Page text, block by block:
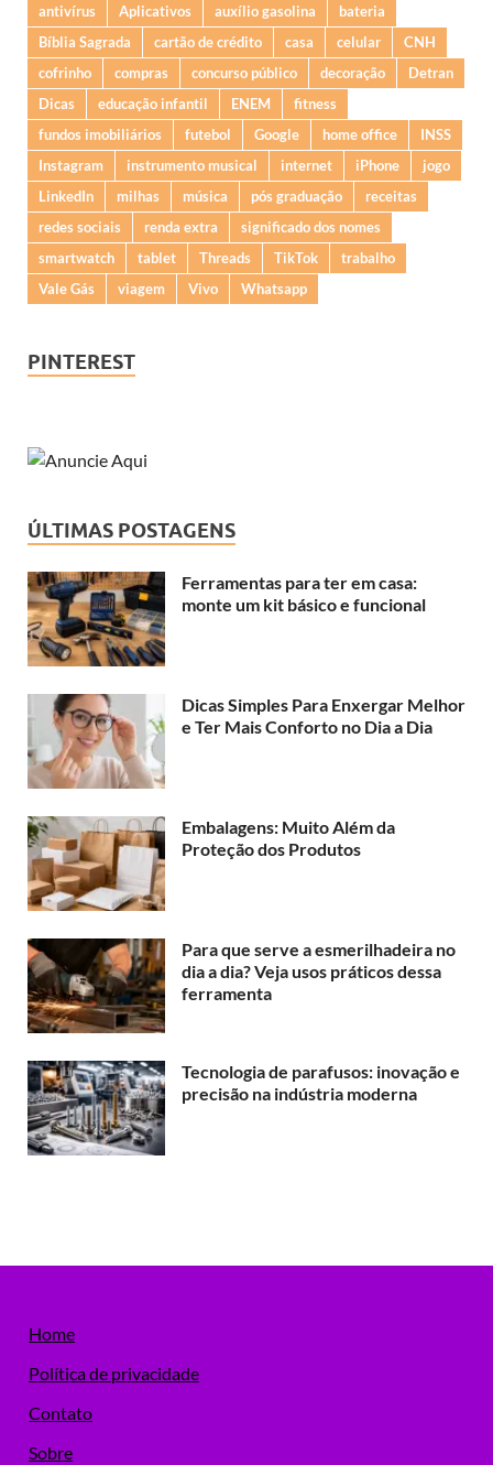
antivírus Aplicativos auxílio gasolina
bateria
Bíblia Sagrada
cartão de crédito casa celular
CNH
cofrinho
compras concurso público decoração
Detran
Dicas
educação infantil ENEM
fitness
fundos imobiliários
futebol Google home office
INSS
Instagram
instrumento musical internet iPhone
jogo
LinkedIn
milhas música pós graduação
receitas
redes sociais
renda extra
significado dos nomes
smartwatch
tablet Threads TikTok
trabalho
Vale Gás
viagem Vivo Whatsapp
PINTEREST
ÚLTIMAS POSTAGENS
Ferramentas para ter em casa:
monte um kit básico e funcional
Dicas Simples Para Enxergar Melhor
e Ter Mais Conforto no Dia a Dia
Embalagens: Muito Além da
Proteção dos Produtos
Para que serve a esmerilhadeira no
dia a dia? Veja usos práticos dessa
ferramenta
Tecnologia de parafusos: inovação e
precisão na indústria moderna
Home
Política de privacidade
Contato
Sobre